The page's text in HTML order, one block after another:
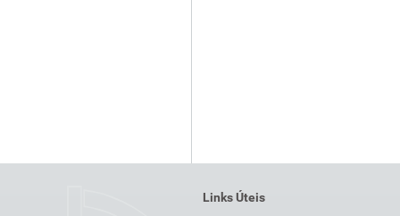
Links Úteis